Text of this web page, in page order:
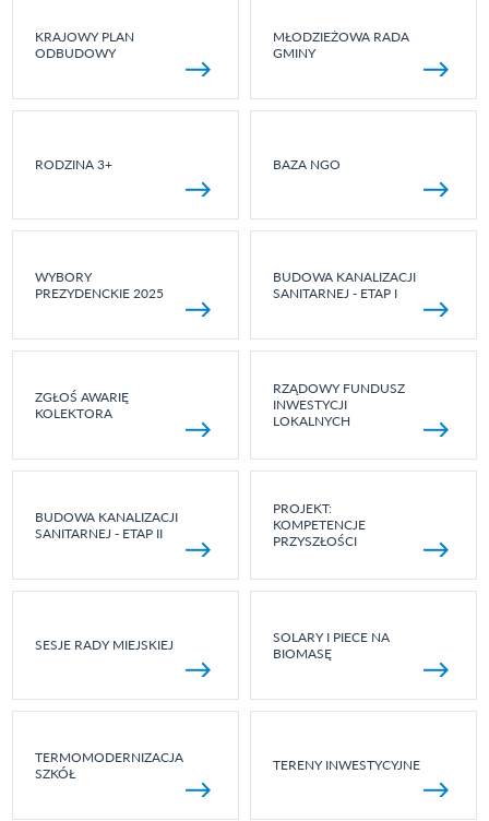
KRAJOWY PLAN
ODBUDOWY
MŁODZIEŻOWA RADA
GMINY
RODZINA 3+ BAZA NGO
WYBORY
PREZYDENCKIE 2025
BUDOWA KANALIZACJI
SANITARNEJ - ETAP I
ZGŁOŚ AWARIĘ
KOLEKTORA
RZĄDOWY FUNDUSZ
INWESTYCJI
LOKALNYCH
BUDOWA KANALIZACJI
SANITARNEJ - ETAP II
PROJEKT:
KOMPETENCJE
PRZYSZŁOŚCI
SESJE RADY MIEJSKIEJ
SOLARY I PIECE NA
BIOMASĘ
TERMOMODERNIZACJA
SZKÓŁ
TERENY INWESTYCYJNE